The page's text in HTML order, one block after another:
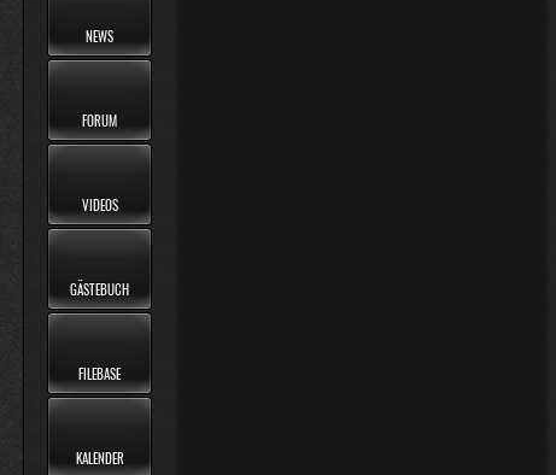
NEWS
FORUM
VIDEOS
GÄSTEBUCH
FILEBASE
KALENDER